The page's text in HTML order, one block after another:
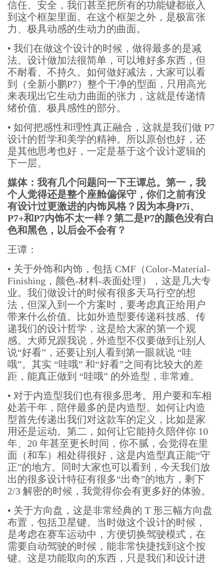
信任、安全，我们甚至把所有的功能键都嵌入
到这个框架里面。在这个框架之外，是极富张
力、极具动感的生动力的曲面。
• 我们在做这个设计的时候，做得最多的是减
法。设计做加法很简单，可以堆好多东西，但
不耐看、不持久。如何做好减法，大家可以看
到（全新小鹏P7）整个干净的型面，只用高光
来表现出它生动力曲面的张力，这就是传递情
绪价值、极具感性的部分。
• 如何把感性和理性真正融合，这就是我们做 P7
设计的哲学和美学的精神。所以原创也好，还
是其他思考也好，一定是基于这个设计逻辑的
下一层。
媒体：我有几个问题问一下王谭总。第一，我
个人觉得还是整个座舱偏保守，你们之前有没
有设计过更激进的内饰风格？因为本身P7i、
P7+和P7内饰不太一样？第二是P7的颜色没有白
色和黑色，以后会不会有？
王谭：
• 关于外饰和内饰，包括 CMF（Color-Material-
Finishing，颜色-材料-表面处理），这是几大专
业。我们做设计的时候有很多天马行空的想
法，但深入到一个方案时，要考虑真正给用户
带来什么价值。比如外造型要传递科技感、传
递我们的设计哲学，这是给大家的第一个观
感。大师兄跟我说，外造型不仅要做到让别人
说“好看”，还要让别人看到第一眼就说 “哇
哦”。其实 “哇哦” 和“好看”之间有比较大的差
距，能真正做到 “哇哦” 的外造型，非常难。
• 对于内造型我们也有很多思考。用户要和车相
处若干年，陪伴最多的是内造型。如何让内造
型首先传递出我们对这款车的定义，比如是家
用还是运动。第二，如何让它能持久陪伴你 10
年、20 年甚至更长时间，你不腻，会觉得在里
面（和车）相处得很好，这是内造型真正能“守
正”的地方。同时大家也可以看到，今天我们放
出的很多设计特征有很多“出奇”的地方，剩下
2/3 解密的时候，我觉得你会有更多好的体验。
• 关于方向盘，这是非常经典的 T 形三幅方向盘
布置，包括卫星键。当时做这个设计的时候，
是考虑在赛车运动中，方便切换驾驶模式，在
需要自动驾驶的时候，能非常快捷找到这个按
键。这是功能取向的东西，只是我们和设计进